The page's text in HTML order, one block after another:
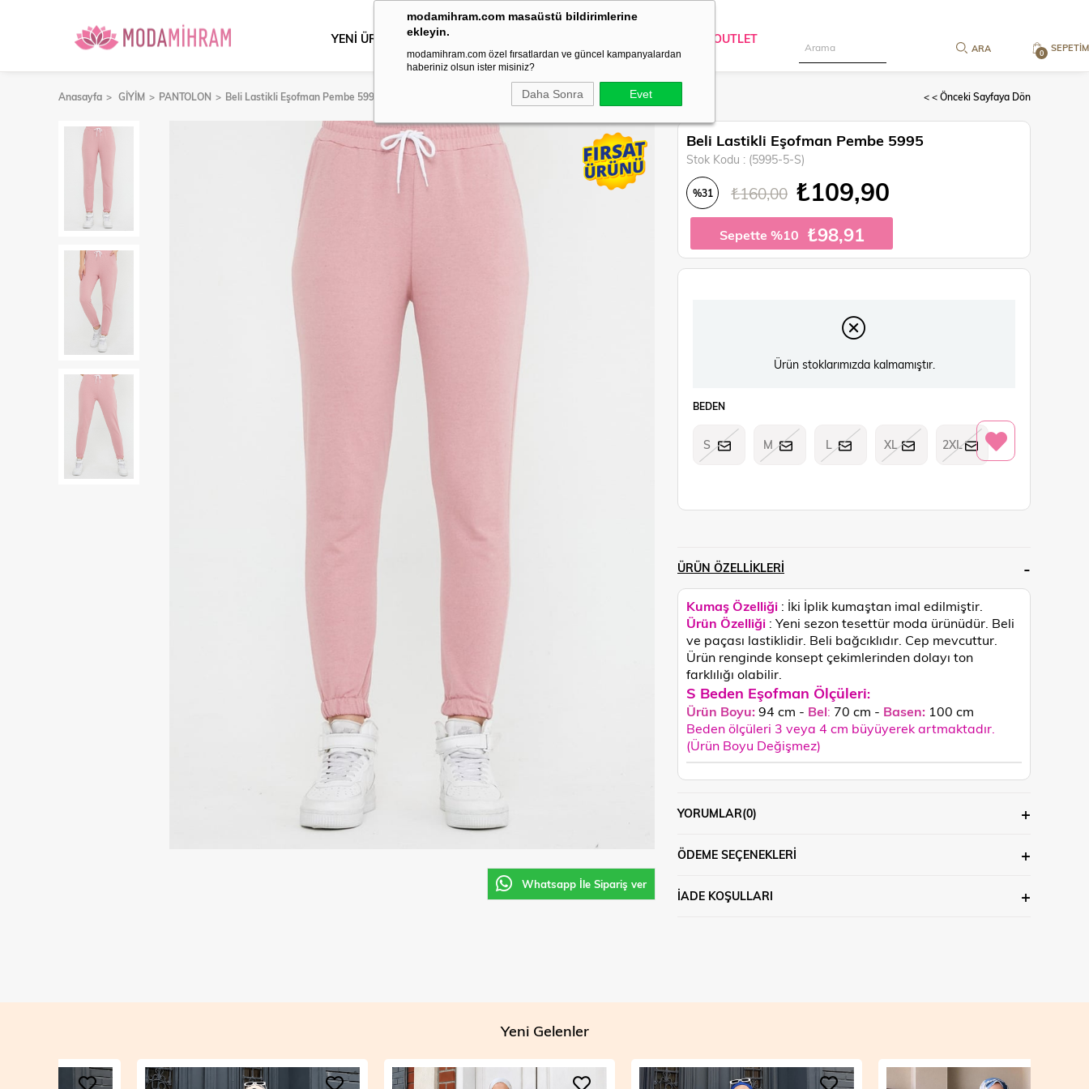
modamihram.com masaüstü bildirimlerine
ekleyin.
modamihram.com özel fırsatlardan ve güncel kampanyalardan
haberiniz olsun ister misiniz?
Daha Sonra Evet
SEPETIM
0
YENİ ÜRÜNLER DIŞ GİYİM OUTLET
Anasayfa GİYİM PANTOLON Beli Lastikli Eşofman Pembe 5995 < < Önceki Sayfaya Dön
Whatsapp İle Sipariş ver
Beli Lastikli Eşofman Pembe 5995
Stok Kodu (5995-5-S)
%31 ₺160,00 ₺109,90
Sepette %10 ₺98,91
Ürün stoklarımızda kalmamıştır.
BEDEN
S M L XL 2XL
ÜRÜN ÖZELLIKLERI
Kumaş Özelliği : İki İplik kumaştan imal edilmiştir.
Ürün Özelliği : Yeni sezon tesettür moda ürünüdür. Beli
ve paçası lastiklidir. Beli bağcıklıdır. Cep mevcuttur.
Ürün renginde konsept çekimlerinden dolayı ton
farklılığı olabilir.
S Beden Eşofman Ölçüleri:
Ürün Boyu:94 cm - Bel: 70 cm - Basen: 100 cm
Beden ölçüleri 3 veya 4 cm büyüyerek artmaktadır.
(Ürün Boyu Değişmez)
YORUMLAR(0)
ÖDEME SEÇENEKLERI
İADE KOŞULLARI
Yeni Gelenler